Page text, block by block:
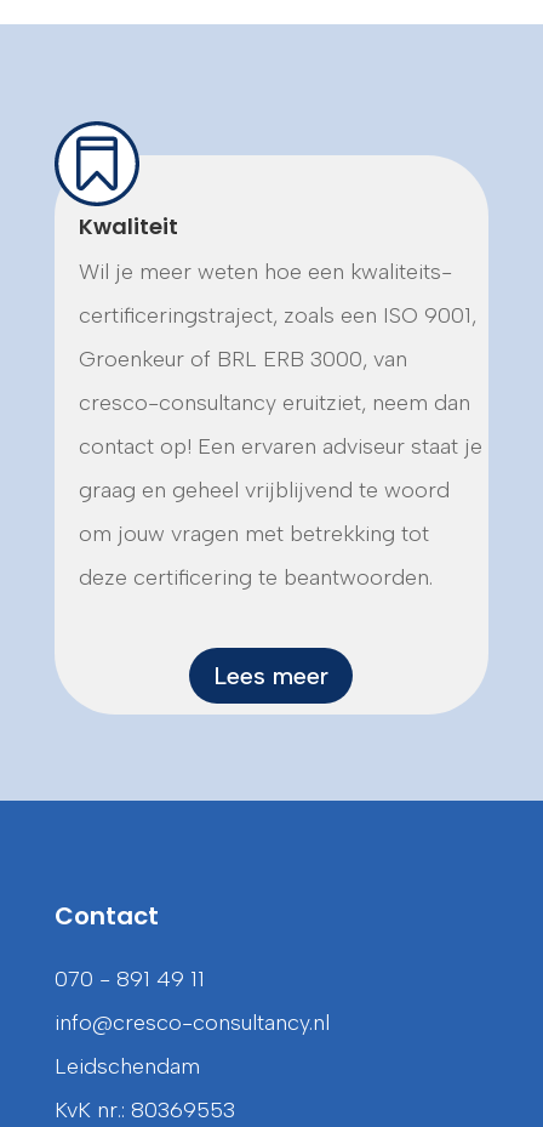
Kwaliteit
Wil je meer weten hoe een kwaliteits-
certificeringstraject, zoals een ISO 9001,
Groenkeur of BRL ERB 3000, van
cresco-consultancy eruitziet, neem dan
contact op! Een ervaren adviseur staat je
graag en geheel vrijblijvend te woord
om jouw vragen met betrekking tot
deze certificering te beantwoorden.
Lees meer
Contact
070 - 891 49 11
info@cresco-consultancy.nl
Leidschendam
KvK nr.: 80369553